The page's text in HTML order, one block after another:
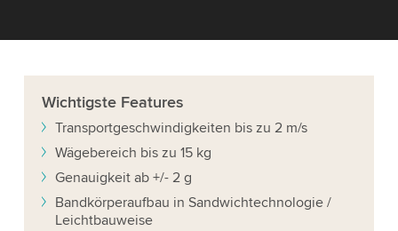
Wichtigste Features
Transportgeschwindigkeiten bis zu 2 m/s
Wägebereich bis zu 15 kg
Genauigkeit ab +/- 2 g
Bandkörperaufbau in Sandwichtechnologie /
Leichtbauweise